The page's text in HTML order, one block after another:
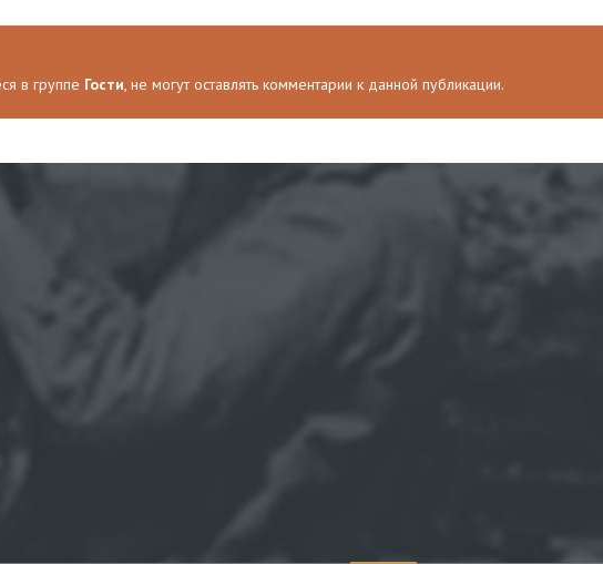
в группе Гости, не могут оставлять комментарии к данной публикации.